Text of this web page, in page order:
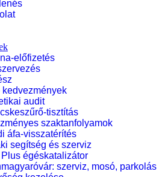
előfizetés
kedvezmények
audit
tisztítás
szaktanfolyamok
áfa-visszatérítés
segítség és szerviz
égéskatalizátor
szerviz, mosó, parkolás